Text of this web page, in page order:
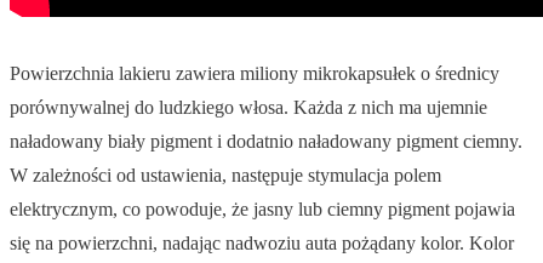
Powierzchnia lakieru zawiera miliony mikrokapsułek o średnicy
porównywalnej do ludzkiego włosa. Każda z nich ma ujemnie
naładowany biały pigment i dodatnio naładowany pigment ciemny.
W zależności od ustawienia, następuje stymulacja polem
elektrycznym, co powoduje, że jasny lub ciemny pigment pojawia
się na powierzchni, nadając nadwoziu auta pożądany kolor. Kolor